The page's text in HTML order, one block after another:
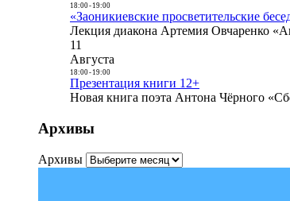
18:00- 19:00
«Заоникиевские просветительские
Лекция диакона Артемия Овчаренко
11
Августа
18:00- 19:00
Презентация книги 12+
Новая книга поэта Антона Чёрного
Архивы
Архивы